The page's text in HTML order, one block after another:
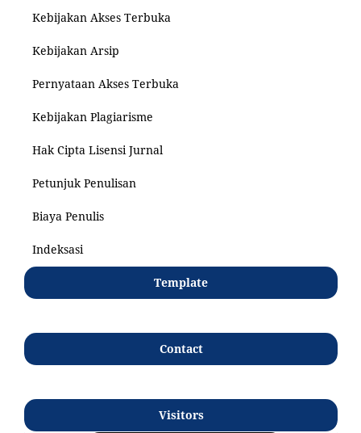
Kebijakan Akses Terbuka
Kebijakan Arsip
Pernyataan Akses Terbuka
Kebijakan Plagiarisme
Hak Cipta Lisensi Jurnal
Petunjuk Penulisan
Biaya Penulis
Indeksasi
Template
Contact
Visitors